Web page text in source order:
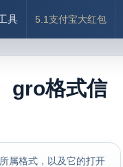
具 5.1支付宝大红包
gro格式信
属格式，以及它的打开